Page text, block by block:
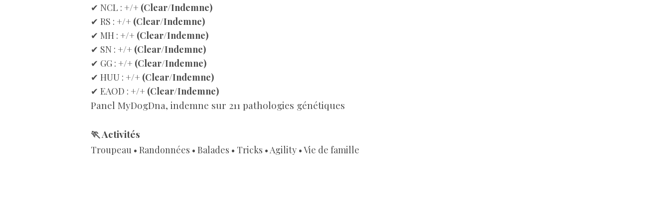
✔ NCL : +/+ (Clear/Indemne)
✔ RS : +/+ (Clear/Indemne)
✔ MH : +/+ (Clear/Indemne)
✔ SN : +/+ (Clear/Indemne)
✔ GG : +/+ (Clear/Indemne)
✔ HUU : +/+ (Clear/Indemne)
✔ EAOD : +/+ (Clear/Indemne)
Panel MyDogDna, indemne sur 211 pathologies génétiques
🏃 Activités
Troupeau • Randonnées • Balades • Tricks • Agility • Vie de famille​